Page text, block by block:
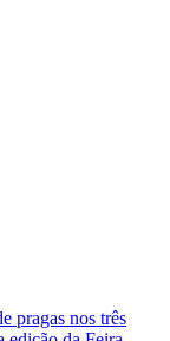
pragas nos três